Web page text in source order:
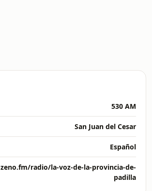
530 AM
San Juan del Cesar
Español
zeno.fm/radio/la-voz-de-la-provincia-de-
padilla